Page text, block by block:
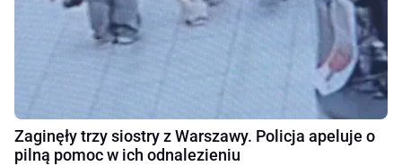
Zaginęły trzy siostry z Warszawy. Policja apeluje o
pilną pomoc w ich odnalezieniu